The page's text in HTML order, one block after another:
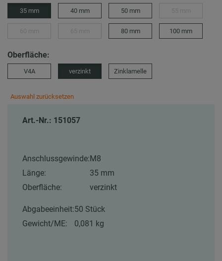
35 mm 40 mm 50 mm
80 mm 100 mm
Oberfläche:
V4A verzinkt Zinklamelle
Auswahl zurücksetzen
Art.-Nr.: 151057
Anschlussgewinde:M8
Länge:
35 mm
Oberfläche:
verzinkt
Abgabeeinheit:50 Stück
Gewicht/ME:
0,081 kg